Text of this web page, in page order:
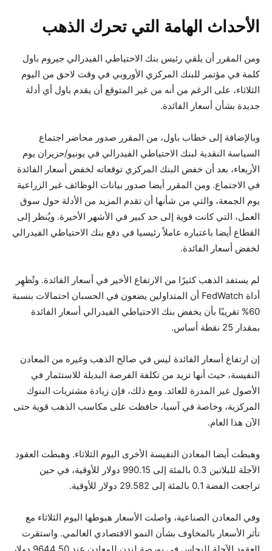
الأحداث الهامة التي تحرك الذهب
ومن المقرر أن يلقي رئيس بنك الاحتياطي الفيدرالي جيروم باول
كلمة في مؤتمر للبنك المركزي الأوروبي في وقت لاحق من اليوم
الثلاثاء، على الرغم من أنه من غير المتوقع أن يقدم باول أي أدلة
جديدة بشأن أسعار الفائدة.
وبالإضافة إلى خطاب باول، من المقرر صدور محاضر اجتماع
السياسة النقدية لبنك الاحتياطي الفيدرالي في يونيو/حزيران يوم
الأربعاء، بعد أن خفض البنك المركزي توقعاته لخفض أسعار الفائدة
في الاجتماع. ومن المقرر أيضا صدور بيانات الوظائف غير الزراعية
يوم الجمعة، والتي من شأنها أن تقدم المزيد من الأدلة حول سوق
العمل، التي كانت قوية إلى حد كبير في الأشهر الأخيرة. ويُنظر إلى
القطاع أيضا باعتباره عاملاً رئيسيا في دفع بنك الاحتياطي الفيدرالي
لخفض أسعار الفائدة.
لم يستفد الذهب كثيرًا من الارتفاع الأخير في أسعار الفائدة. وتُظهِر
أداة FedWatch أن المتداولين يضعون في الحسبان احتمالات بنسبة
60% تقريبًا بأن يخفض بنك الاحتياطي الفيدرالي أسعار الفائدة
بمقدار 25 نقطة أساس.
إن ارتفاع أسعار الفائدة ليس في صالح الذهب وغيره من المعادن
النفيسة، حيث أنها تزيد من تكلفة الفرصة البديلة للاستثمار في
الأصول غير المدرة للعائد. ومع ذلك، فإن زيادة مشتريات البنوك
المركزية، وخاصة في آسيا، حافظت على مكاسب الذهب قوية حتى
الآن هذا العام.
وهبطت أيضا المعادن النفيسة الأخرى اليوم الثلاثاء. وهبطت العقود
الآجلة للبلاتين 0.3 بالمئة إلى 990.15 دولار للأوقية، في حين
تراجعت الفضة 0.1 بالمئة إلى 29.582 دولار للأوقية.
وفي المعادن الصناعية، واصلت الأسعار هبوطها اليوم الثلاثاء مع
تأثر الأسعار بالمخاوف بشأن النمو الاقتصادي العالمي. واستقرت